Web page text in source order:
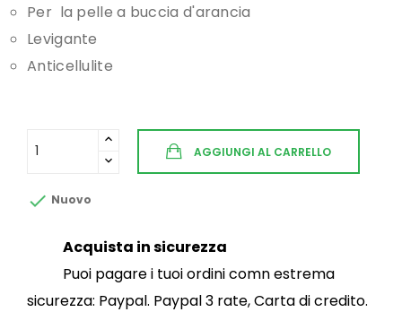
Per la pelle a buccia d'arancia
Levigante
Anticellulite
AGGIUNGI AL CARRELLO
 Nuovo
Acquista in sicurezza
Puoi pagare i tuoi ordini comn estrema
sicurezza: Paypal. Paypal 3 rate, Carta di credito.